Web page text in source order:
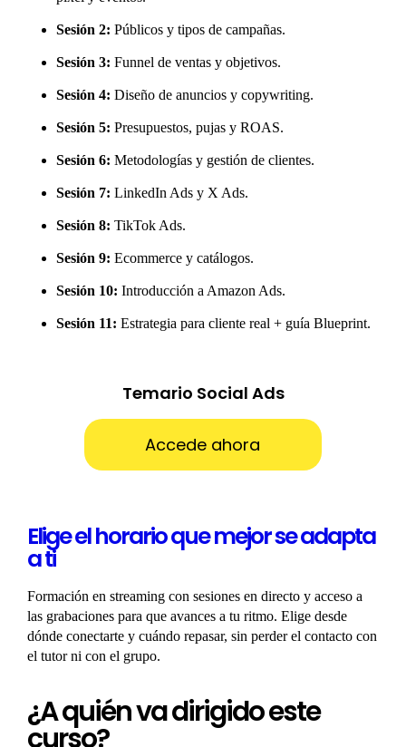
Sesión 2: Públicos y tipos de campañas.
Sesión 3: Funnel de ventas y objetivos.
Sesión 4: Diseño de anuncios y copywriting.
Sesión 5: Presupuestos, pujas y ROAS.
Sesión 6: Metodologías y gestión de clientes.
Sesión 7: LinkedIn Ads y X Ads.
Sesión 8: TikTok Ads.
Sesión 9: Ecommerce y catálogos.
Sesión 10: Introducción a Amazon Ads.
Sesión 11: Estrategia para cliente real + guía Blueprint.
Temario Social Ads
Accede ahora
Elige el horario que mejor se adapta
a ti
Formación en streaming con sesiones en directo y acceso a
las grabaciones para que avances a tu ritmo. Elige desde
dónde conectarte y cuándo repasar, sin perder el contacto con
el tutor ni con el grupo.
¿A quién va dirigido este
curso?